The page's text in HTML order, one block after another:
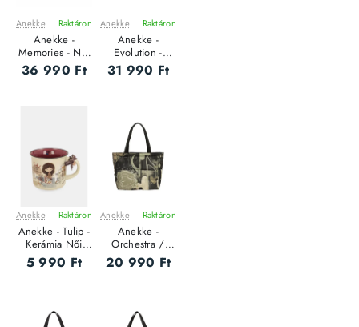
ÚJ
Anekke Raktáron
Anekke -
Memories - Női
oldaltáska
36 990 Ft
ÚJ
Anekke Raktáron
Anekke -
Evolution -
Oldaltáska
31 990 Ft
ÚJ
Anekke Raktáron
Anekke - Tulip -
Kerámia Női
bögre
5 990 Ft
ÚJ
Anekke Raktáron
Anekke -
Orchestra /
TRAVEL - Női
oldaltáska
20 990 Ft